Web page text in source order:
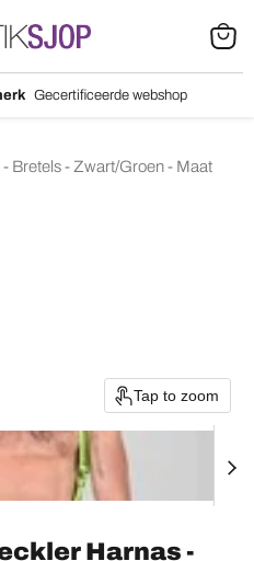
Gecertificeerde webshop
cart
Bretels - Zwart/Groen - Maat
Tap to zoom
Harnas -